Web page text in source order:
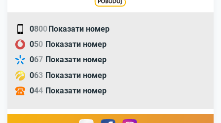
0800Показати номер
050 Показати номер
067 Показати номер
063 Показати номер
044 Показати номер